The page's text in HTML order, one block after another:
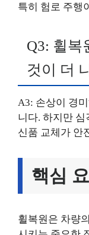
특히 험로 주행
Q3: 휠복
것이 더
A3: 손상이 경
니다. 하지만
신품 교체가 안
핵심
휠복원은 차량